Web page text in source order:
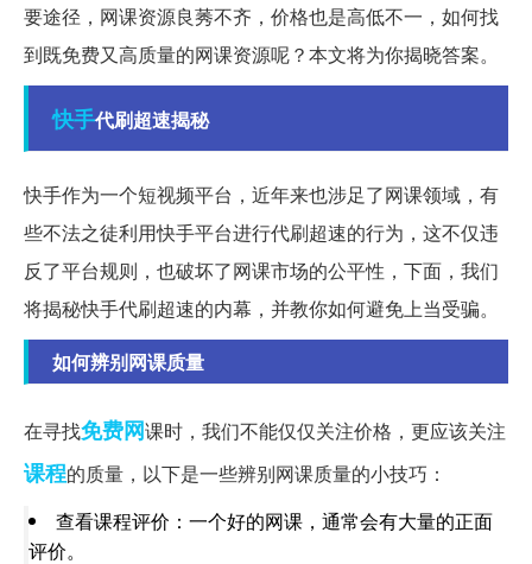
要途径，网课资源良莠不齐，价格也是高低不一，如何找
到既免费又高质量的网课资源呢？本文将为你揭晓答案。
快手代刷超速揭秘
快手作为一个短视频平台，近年来也涉足了网课领域，有
些不法之徒利用快手平台进行代刷超速的行为，这不仅违
反了平台规则，也破坏了网课市场的公平性，下面，我们
将揭秘快手代刷超速的内幕，并教你如何避免上当受骗。
如何辨别网课质量
在寻找免费网课时，我们不能仅仅关注价格，更应该关注
课程的质量，以下是一些辨别网课质量的小技巧：
查看课程评价：一个好的网课，通常会有大量的正面
评价。